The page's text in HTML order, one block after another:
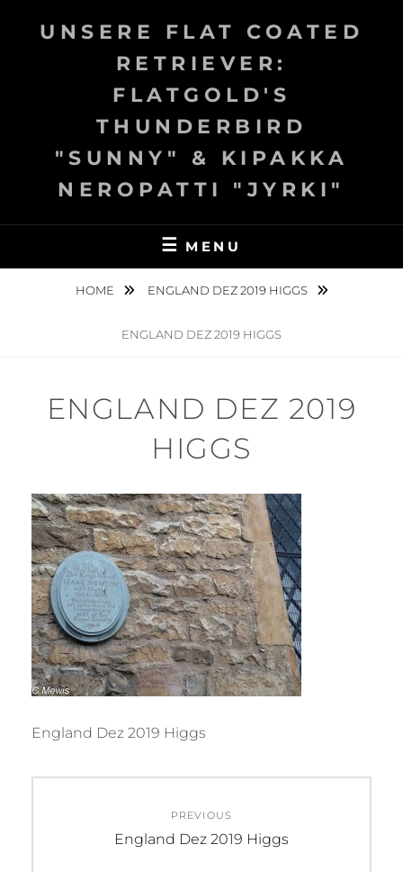
UNSERE FLAT COATED
RETRIEVER:
FLATGOLD'S
THUNDERBIRD
"SUNNY" & KIPAKKA
NEROPATTI "JYRKI"
MENU
HOME ENGLAND DEZ 2019 HIGGS
ENGLAND DEZ 2019 HIGGS
ENGLAND DEZ 2019
HIGGS
England Dez 2019 Higgs
PREVIOUS
Previous
England Dez 2019 Higgs